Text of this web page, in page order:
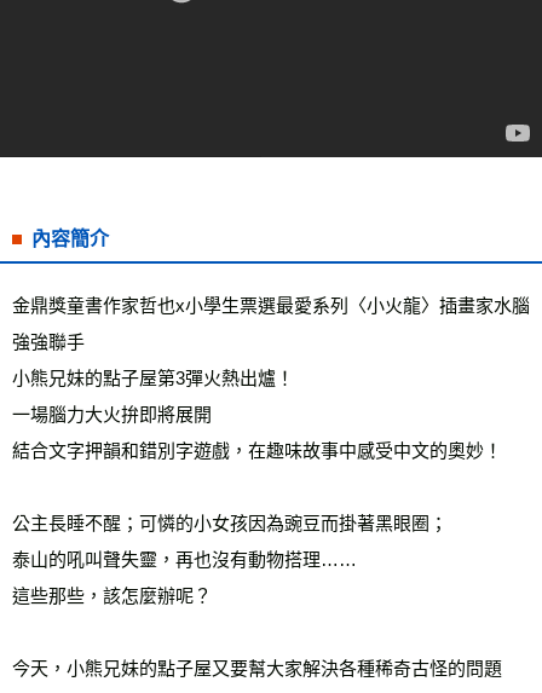
內容簡介
金鼎獎童書作家哲也x小學生票選最愛系列〈小火龍〉插畫家水腦
強強聯手
小熊兄妹的點子屋第3彈火熱出爐！
一場腦力大火拚即將展開
結合文字押韻和錯別字遊戲，在趣味故事中感受中文的奧妙！
公主長睡不醒；可憐的小女孩因為豌豆而掛著黑眼圈；
泰山的吼叫聲失靈，再也沒有動物搭理……
這些那些，該怎麼辦呢？
今天，小熊兄妹的點子屋又要幫大家解決各種稀奇古怪的問題